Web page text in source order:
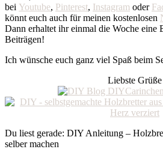
bei Youtube, Pinterest, Instagram oder
könnt euch auch für meinen kostenlosen
Dann erhaltet ihr einmal die Woche eine
Beiträgen!
Ich wünsche euch ganz viel Spaß beim
Liebste Grüße
Du liest gerade: DIY Anleitung –
selber machen